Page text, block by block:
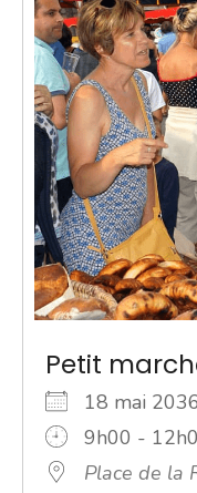
Petit
18 mai
9h00 -
Place de la